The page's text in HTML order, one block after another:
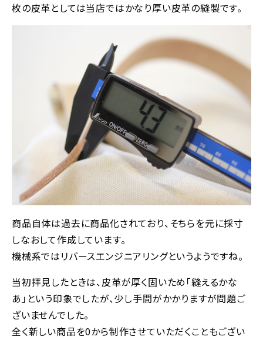
枚の皮革としては当店ではかなり厚い皮革の縫製です。
商品自体は過去に商品化されており、そちらを元に採寸
しなおして作成しています。
機械系ではリバースエンジニアリングというようですね。
当初拝見したときは、皮革が厚く固いため「縫えるかな
あ」という印象でしたが、少し手間がかかりますが問題ご
ざいませんでした。
全く新しい商品を0から制作させていただくこともござい